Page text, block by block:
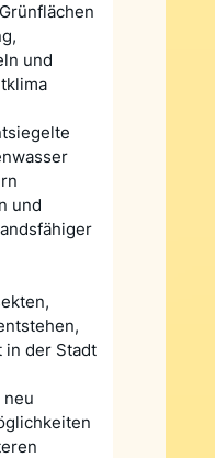
und
und
in der Stadt
neu